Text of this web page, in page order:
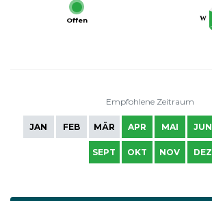
Offen W
Empfohlene Zeitraum
JAN FEB MÄR APR MAI JUN
SEPT OKT NOV DEZ